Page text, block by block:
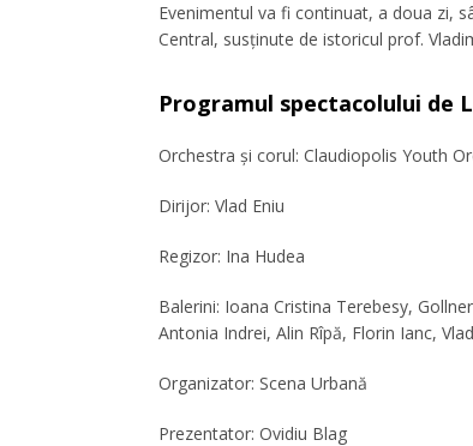
Evenimentul va fi continuat, a doua zi,
Central, susţinute de istoricul prof.
Programul spectacolului de
Orchestra și corul: Claudiopolis Youth
Dirijor: Vlad Eniu
Regizor: Ina Hudea
Balerini: Ioana Cristina Terebesy,
Antonia Indrei, Alin Rîpă, Florin Ianc,
Organizator: Scena Urbană
Prezentator: Ovidiu Blag